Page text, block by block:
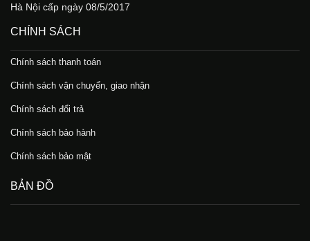
Hà Nội cấp ngày 08/5/2017
CHÍNH SÁCH
Chính sách thanh toán
Chính sách vận chuyển, giao nhận
Chính sách đổi trả
Chính sách bảo hành
Chính sách bảo mật
BẢN ĐỒ